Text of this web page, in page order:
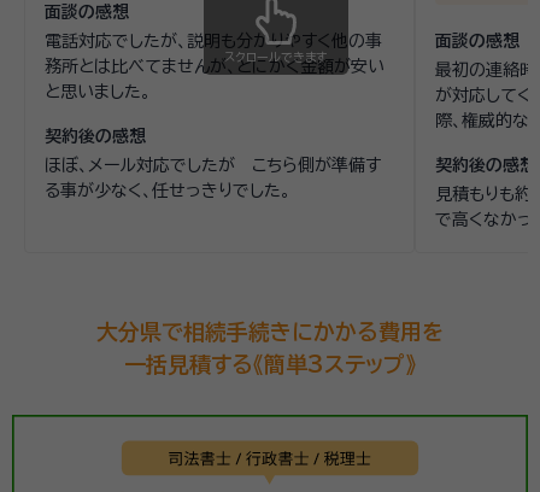
面談の感想
電話対応でしたが、説明も分かりやすく他の事
務所とは比べてませんが、とにかく金額が安い
と思いました。
契約後の感想
ほぼ、メール対応でしたが こちら側が準備す
る事が少なく、任せっきりでした。
面談の感想
最初の連絡時
が対応してく
際、権威的な
契約後の感想
見積もりも約
で高くなかっ
スクロールできます
大分県で相続手続きにかかる費用を
一括見積する《簡単3ステップ》